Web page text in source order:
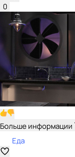
0
Больше информации
Еда